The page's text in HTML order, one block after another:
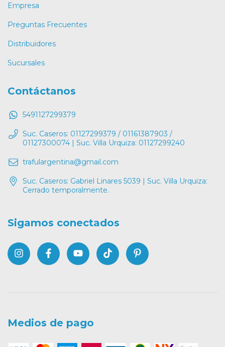
Empresa
Preguntas Frecuentes
Distribuidores
Sucursales
Contáctanos
5491127299379
Suc. Caseros: 01127299379 / 01161387903 /
01127300074 | Suc. Villa Urquiza: 01127299240
trafulargentina@gmail.com
Suc. Caseros: Gabriel Linares 5039 | Suc. Villa Urquiza:
Cerrado temporalmente.
Sigamos conectados
Medios de pago